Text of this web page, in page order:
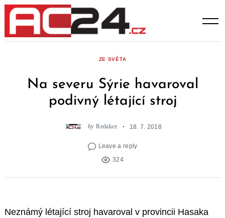
Skip
content
ZE SVĚTA
Na severu Sýrie havaroval
podivný létající stroj
by Redakce 18. 7. 2018
Leave a reply
324
Neznámý létající stroj havaroval v provincii Hasaka